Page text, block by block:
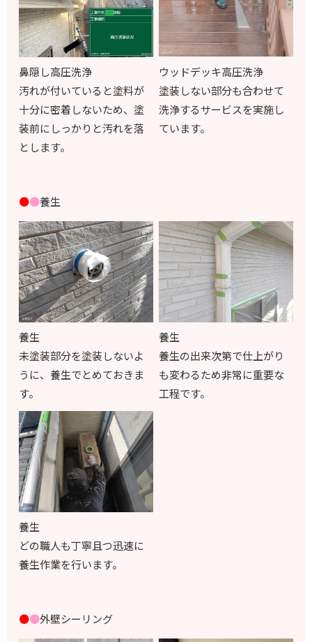
鼻隠し高圧洗浄
汚れが付いていると塗料が
十分に密着しないため、塗
装前にしっかりと汚れを落
とします。
ウッドデッキ高圧洗浄
塗装しない部分も合わせて
洗浄するサービスを実施し
ています。
●●養生
養生
未塗装部分を塗装しないよ
うに、養生でとめておきま
す。
養生
養生の出来次第で仕上がり
も変わるため非常に重要な
工程です。
養生
どの職人も丁寧且つ迅速に
養生作業を行います。
●●外壁シーリング